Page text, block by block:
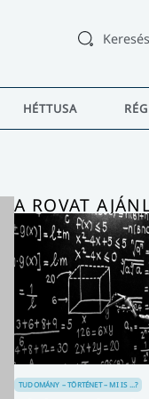
Keresés
HÉTTUSA
A ROVAT
TUDOMÁNY – TÖRTÉNET – MI IS ...?